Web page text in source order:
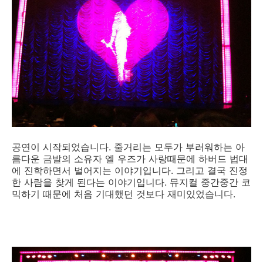
공연이 시작되었습니다. 줄거리는 모두가 부러워하는 아
름다운 금발의 소유자 엘 우즈가 사랑때문에 하버드 법대
에 진학하면서 벌어지는 이야기입니다. 그리고 결국 진정
한 사람을 찾게 된다는 이야기입니다. 뮤지컬 중간중간 코
믹하기 때문에 처음 기대했던 것보다 재미있었습니다.